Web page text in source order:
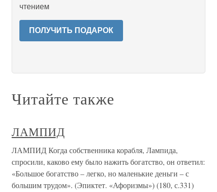
чтением
ПОЛУЧИТЬ ПОДАРОК
Читайте также
ЛАМПИД
ЛАМПИД Когда собственника корабля, Лампида,
спросили, каково ему было нажить богатство, он ответил:
«Большое богатство – легко, но маленькие деньги – с
большим трудом». (Эпиктет. «Афоризмы») (180, с.331)